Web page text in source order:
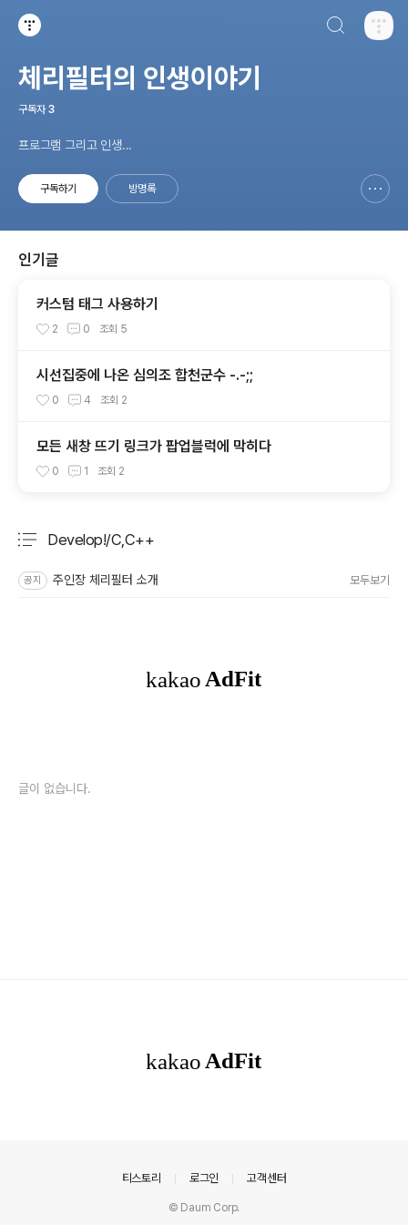
체리필터의 인생이야기
구독자 3
프로그램 그리고 인생...
구독하기 방명록
인기글
커스텀 태그 사용하기
2 0 조회 5
시선집중에 나온 심의조 합천군수 -.-;;
0 4 조회 2
모든 새창 뜨기 링크가 팝업블럭에 막히다
0 1 조회 2
Develop!/C,C++
공지 주인장 체리필터 소개 모두보기
글이 없습니다.
티스토리 로그인 고객센터
© Daum Corp.